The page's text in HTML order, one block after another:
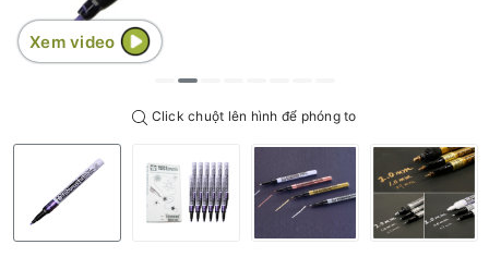
Click chuột lên hình để phóng to
Xem video